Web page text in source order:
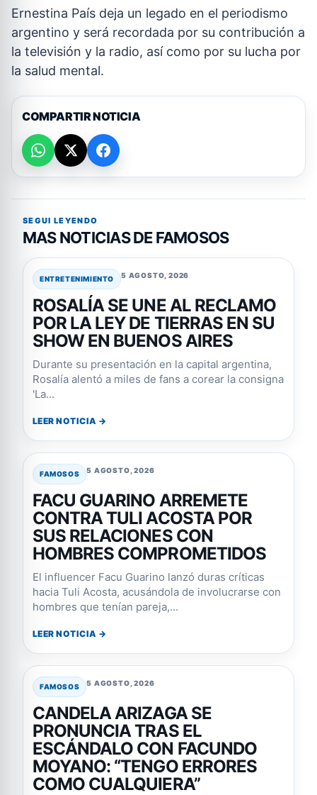
Ernestina País deja un legado en el periodismo
argentino y será recordada por su contribución a
la televisión y la radio, así como por su lucha por
la salud mental.
COMPARTIR NOTICIA
SEGUI LEYENDO
MAS NOTICIAS DE FAMOSOS
ENTRETENIMIENTO 5 AGOSTO, 2026
ROSALÍA SE UNE AL RECLAMO
POR LA LEY DE TIERRAS EN SU
SHOW EN BUENOS AIRES
Durante su presentación en la capital argentina,
Rosalía alentó a miles de fans a corear la consigna
'La...
LEER NOTICIA →
FAMOSOS 5 AGOSTO, 2026
FACU GUARINO ARREMETE
CONTRA TULI ACOSTA POR
SUS RELACIONES CON
HOMBRES COMPROMETIDOS
El influencer Facu Guarino lanzó duras críticas
hacia Tuli Acosta, acusándola de involucrarse con
hombres que tenían pareja,...
LEER NOTICIA →
FAMOSOS 5 AGOSTO, 2026
CANDELA ARIZAGA SE
PRONUNCIA TRAS EL
ESCÁNDALO CON FACUNDO
MOYANO: “TENGO ERRORES
COMO CUALQUIERA”